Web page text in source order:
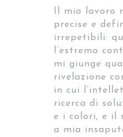
Il mio lavoro
precise e
irrepetibili:
l’estremo
mi giunge
rivelazione
in cui
ricerca di
e i colori, e il
a mia